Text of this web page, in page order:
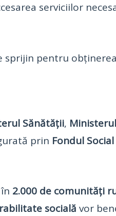
serviciilor
sprijin pentru
Sănătății,
prin Fondul
2.000 de comunități
socială vor